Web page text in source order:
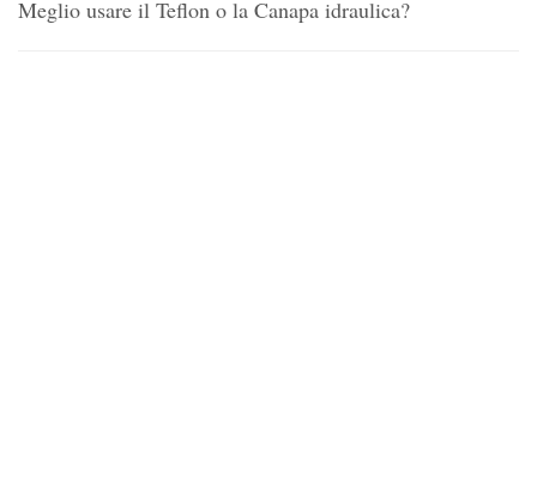
Meglio usare il Teflon o la Canapa idraulica?